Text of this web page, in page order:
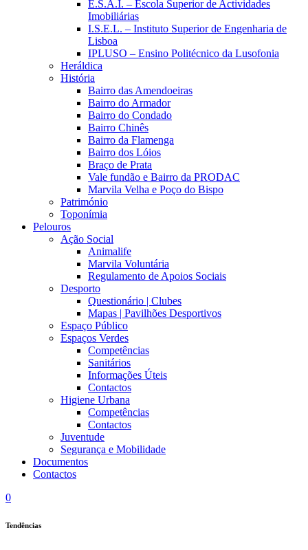
E.S.A.I. – Escola Superior de Actividades
Imobiliárias
I.S.E.L. – Instituto Superior de Engenharia de
Lisboa
IPLUSO – Ensino Politécnico da Lusofonia
Heráldica
História
Bairro das Amendoeiras
Bairro do Armador
Bairro do Condado
Bairro Chinês
Bairro da Flamenga
Bairro dos Lóios
Braço de Prata
Vale fundão e Bairro da PRODAC
Marvila Velha e Poço do Bispo
Património
Toponímia
Pelouros
Ação Social
Animalife
Marvila Voluntária
Regulamento de Apoios Sociais
Desporto
Questionário | Clubes
Mapas | Pavilhões Desportivos
Espaço Público
Espaços Verdes
Competências
Sanitários
Informações Úteis
Contactos
Higiene Urbana
Competências
Contactos
Juventude
Segurança e Mobilidade
Documentos
Contactos
0
Tendências